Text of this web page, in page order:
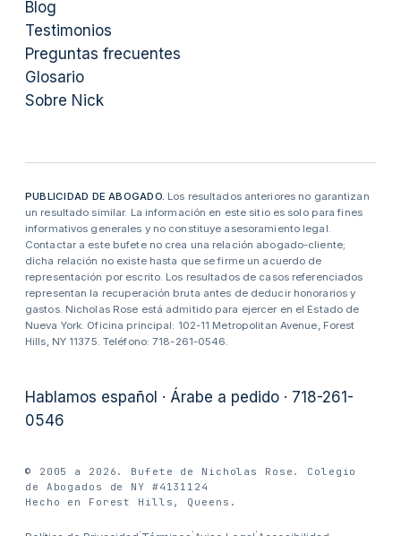
Blog
Testimonios
Preguntas frecuentes
Glosario
Sobre Nick
PUBLICIDAD DE ABOGADO. Los resultados anteriores no garantizan
un resultado similar. La información en este sitio es solo para fines
informativos generales y no constituye asesoramiento legal.
Contactar a este bufete no crea una relación abogado-cliente;
dicha relación no existe hasta que se firme un acuerdo de
representación por escrito. Los resultados de casos referenciados
representan la recuperación bruta antes de deducir honorarios y
gastos. Nicholas Rose está admitido para ejercer en el Estado de
Nueva York. Oficina principal: 102-11 Metropolitan Avenue, Forest
Hills, NY 11375. Teléfono: 718-261-0546.
Hablamos español · Árabe a pedido · 718-261-
0546
© 2005 a 2026. Bufete de Nicholas Rose. Colegio
de Abogados de NY #4131124
Hecho en Forest Hills, Queens.
· · ·